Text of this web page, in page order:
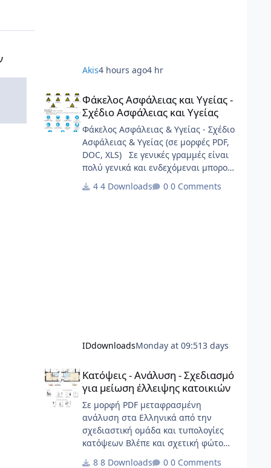
Akis4 hours ago4 hr
Φάκελος Ασφάλειας και Υγείας - Σχέδιο Ασφάλειας και
Φάκελος Ασφάλειας και Υγείας -
Σχέδιο Ασφάλειας και Υγείας
Φάκελος Ασφάλειας & Υγείας - Σχέδιο
Ασφάλειας & Υγείας (σε μορφές PDF,
DOC, XLS) Σε γενικές γραμμές είναι
πολύ γενικά και ενδεχόμεναι μπορούν
να καλύψουν σημαντικό φάσμα
έργων.
4 Downloads 0 Comments
IDdownloadsMonday at 09:513 days
Κατόψεις - Ανάλυση - Σχεδιασμό για μείωση έλλειψης
Κατόψεις - Ανάλυση - Σχεδιασμό
για μείωση έλλειψης κατοικιών
Σε μορφή PDF μεταφρασμένη
ανάλυση στα Ελληνικά από την
σχεδιαστική ομάδα και τυπολογίες
κατόψεων Βλέπε και σχετική φώτο
8 Downloads 0 Comments